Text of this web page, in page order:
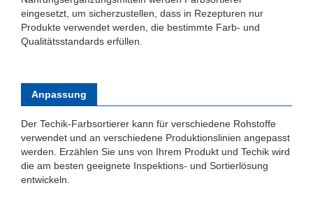
eingesetzt, um sicherzustellen, dass in Rezepturen nur
Produkte verwendet werden, die bestimmte Farb- und
Qualitätsstandards erfüllen.
Anpassung
Der Techik-Farbsortierer kann für verschiedene Rohstoffe
verwendet und an verschiedene Produktionslinien angepasst
werden. Erzählen Sie uns von Ihrem Produkt und Techik wird
die am besten geeignete Inspektions- und Sortierlösung
entwickeln.